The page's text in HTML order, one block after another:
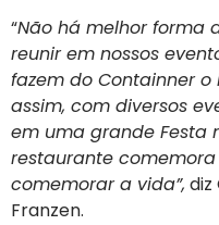
“Não há melhor forma
reunir em nossos
fazem do Containner o
assim, com diversos
em uma grande Festa
restaurante
comemorar a vida”, diz
Franzen.